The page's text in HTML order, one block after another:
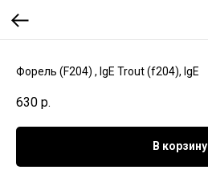
Форель (F204) , IgE Trout (f204), IgE
630 р.
В корзину